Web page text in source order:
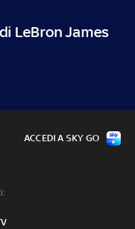
LeBron James
ACCEDI A SKY GO